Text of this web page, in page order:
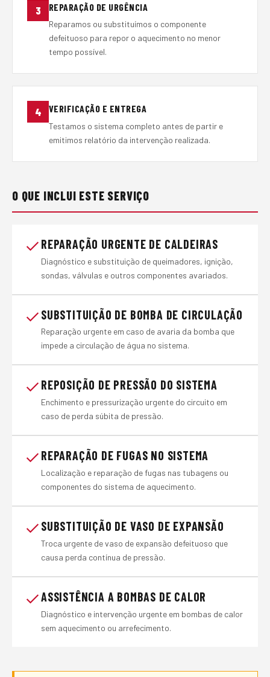
3 REPARAÇÃO DE URGÊNCIA
Reparamos ou substituímos o componente
defeituoso para repor o aquecimento no menor
tempo possível.
4 VERIFICAÇÃO E ENTREGA
Testamos o sistema completo antes de partir e
emitimos relatório da intervenção realizada.
O QUE INCLUI ESTE SERVIÇO
REPARAÇÃO URGENTE DE CALDEIRAS
Diagnóstico e substituição de queimadores, ignição,
sondas, válvulas e outros componentes avariados.
SUBSTITUIÇÃO DE BOMBA DE CIRCULAÇÃO
Reparação urgente em caso de avaria da bomba que
impede a circulação de água no sistema.
REPOSIÇÃO DE PRESSÃO DO SISTEMA
Enchimento e pressurização urgente do circuito em
caso de perda súbita de pressão.
REPARAÇÃO DE FUGAS NO SISTEMA
Localização e reparação de fugas nas tubagens ou
componentes do sistema de aquecimento.
SUBSTITUIÇÃO DE VASO DE EXPANSÃO
Troca urgente de vaso de expansão defeituoso que
causa perda contínua de pressão.
ASSISTÊNCIA A BOMBAS DE CALOR
Diagnóstico e intervenção urgente em bombas de calor
sem aquecimento ou arrefecimento.